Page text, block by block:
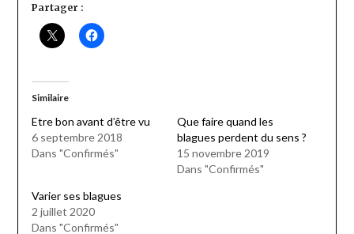
Partager :
Similaire
Etre bon avant d’être vu
6 septembre 2018
Dans "Confirmés"
Que faire quand les
blagues perdent du sens ?
15 novembre 2019
Dans "Confirmés"
Varier ses blagues
2 juillet 2020
Dans "Confirmés"